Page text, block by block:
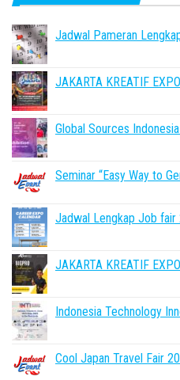
Jadwal Pameran
JAKARTA KREATIF
Global Sources
Seminar “Easy Way to
Jadwal Lengkap Job fair
JAKARTA KREATIF
Indonesia Technology
Cool Japan Travel Fair